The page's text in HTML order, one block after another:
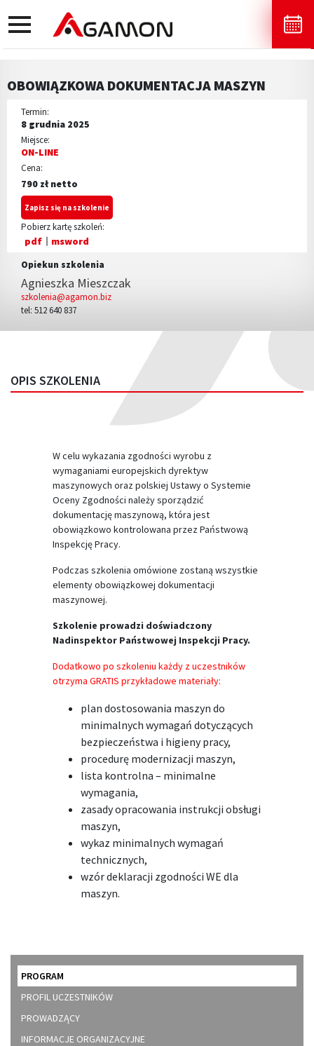
toggle
navigation
OBOWIĄZKOWA DOKUMENTACJA MASZYN
Termin:
8 grudnia 2025
Miejsce:
ON-LINE
Cena:
790 zł netto
Zapisz się na szkolenie
Pobierz kartę szkoleń:
pdf msword
Opiekun szkolenia
Agnieszka Mieszczak
szkolenia@agamon.biz
tel: 512 640 837
OPIS SZKOLENIA
W celu wykazania zgodności wyrobu z
wymaganiami europejskich dyrektyw
maszynowych oraz polskiej Ustawy o Systemie
Oceny Zgodności należy sporządzić
dokumentację maszynową, która jest
obowiązkowo kontrolowana przez Państwową
Inspekcję Pracy.
Podczas szkolenia omówione zostaną wszystkie
elementy obowiązkowej dokumentacji
maszynowej.
Szkolenie prowadzi doświadczony
Nadinspektor Państwowej Inspekcji Pracy.
Dodatkowo po szkoleniu każdy z uczestników
otrzyma GRATIS przykładowe materiały:
plan dostosowania maszyn do
minimalnych wymagań dotyczących
bezpieczeństwa i higieny pracy,
procedurę modernizacji maszyn,
lista kontrolna – minimalne
wymagania,
zasady opracowania instrukcji obsługi
maszyn,
wykaz minimalnych wymagań
technicznych,
wzór deklaracji zgodności WE dla
maszyn.
PROGRAM
PROFIL UCZESTNIKÓW
PROWADZĄCY
INFORMACJE ORGANIZACYJNE